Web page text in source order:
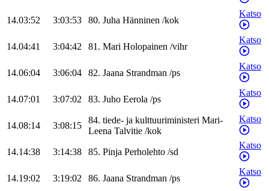
14.03:52 3:03:53 80. Juha Hänninen /kok
Katso
14.04:41 3:04:42 81. Mari Holopainen /vihr
Katso
14.06:04 3:06:04 82. Jaana Strandman /ps
Katso
14.07:01 3:07:02 83. Juho Eerola /ps
Katso
14.08:14 3:08:15
84. tiede- ja kulttuuriministeri Mari-
Leena Talvitie /kok
Katso
14.14:38 3:14:38 85. Pinja Perholehto /sd
Katso
14.19:02 3:19:02 86. Jaana Strandman /ps
Katso